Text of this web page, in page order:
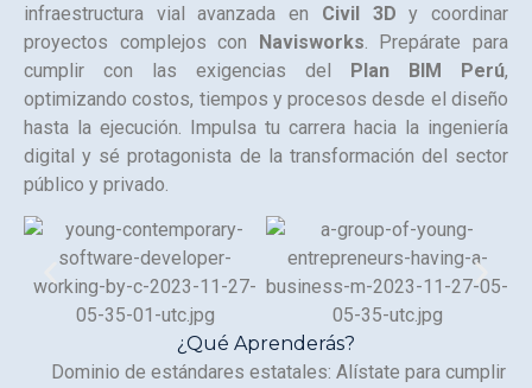
infraestructura vial avanzada en Civil 3D y coordinar
proyectos complejos con Navisworks . Prepárate para
cumplir con las exigencias del Plan BIM Perú,
optimizando costos, tiempos y procesos desde el diseño
hasta la ejecución. Impulsa tu carrera hacia la ingeniería
digital y sé protagonista de la transformación del sector
público y privado.
¿Qué Aprenderás?
Dominio de estándares estatales: Alístate para cumplir